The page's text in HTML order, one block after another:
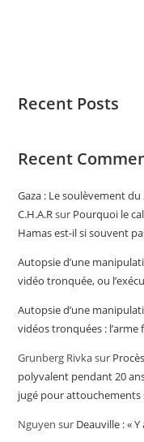
Recent Posts
Recent
Gaza : Le soulèvement
C.H.A.Rsur Pourquoi le
Hamas est-il si souvent
Autopsie d’une
vidéo tronquée, ou
Autopsie d’une
vidéos tronquées :
Grunberg Rivkasur
polyvalent pendant 20
jugé pour attouchements
Nguyen sur Deauville : « Y